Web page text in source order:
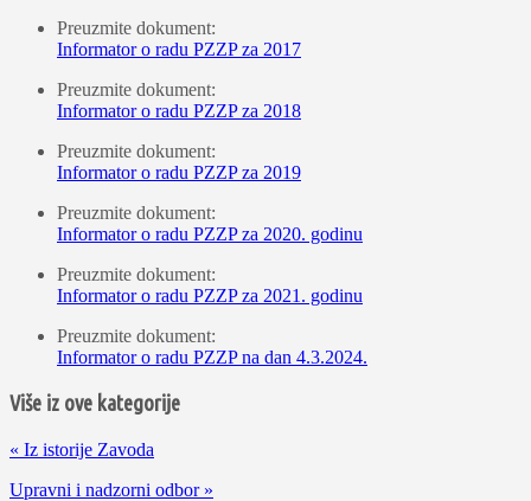
Preuzmite dokument:
Informator o radu PZZP za 2017
Preuzmite dokument:
Informator o radu PZZP za 2018
Preuzmite dokument:
Informator o radu PZZP za 2019
Preuzmite dokument:
Informator o radu PZZP za 2020. godinu
Preuzmite dokument:
Informator o radu PZZP za 2021. godinu
Preuzmite dokument:
Informator o radu PZZP na dan 4.3.2024.
Više iz ove kategorije
« Iz istorije Zavoda
Upravni i nadzorni odbor »